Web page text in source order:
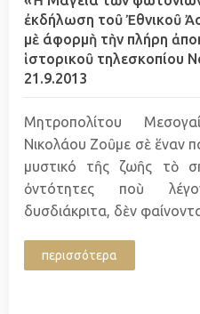
ἐκδήλωση τοῦ Ἐθνικοῦ
μὲ άφορμὴ τὴν πλήρη
ἱστορικοῦ τηλεσκοπίου
21.9.2013
Μητροπολίτου
Νικολάου Ζοῦμε σὲ ἕναν
μυστικό τῆς ζωῆς τὸ
ὀντότητες ποὺ
δυσδιάκριτα, δὲν
περισσότερα